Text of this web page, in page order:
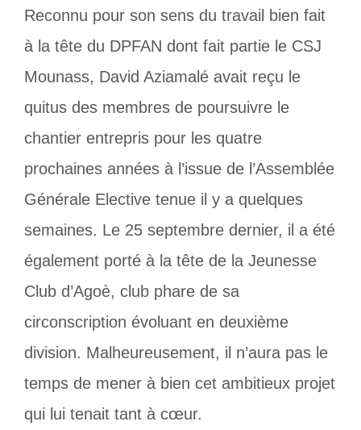
Reconnu pour son sens du travail bien fait
à la tête du DPFAN dont fait partie le CSJ
Mounass, David Aziamalé avait reçu le
quitus des membres de poursuivre le
chantier entrepris pour les quatre
prochaines années à l’issue de l’Assemblée
Générale Elective tenue il y a quelques
semaines. Le 25 septembre dernier, il a été
également porté à la tête de la Jeunesse
Club d’Agoè, club phare de sa
circonscription évoluant en deuxième
division. Malheureusement, il n’aura pas le
temps de mener à bien cet ambitieux projet
qui lui tenait tant à cœur.